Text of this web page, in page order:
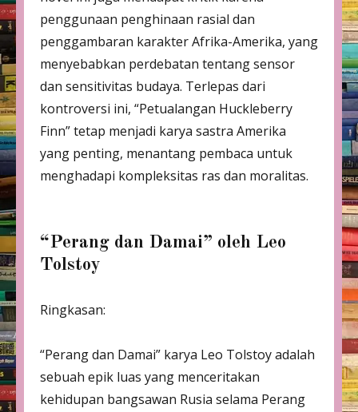
penggunaan penghinaan rasial dan
penggambaran karakter Afrika-Amerika, yang
menyebabkan perdebatan tentang sensor
dan sensitivitas budaya. Terlepas dari
kontroversi ini, “Petualangan Huckleberry
Finn” tetap menjadi karya sastra Amerika
yang penting, menantang pembaca untuk
menghadapi kompleksitas ras dan moralitas.
“Perang dan Damai” oleh Leo
Tolstoy
Ringkasan:
“Perang dan Damai” karya Leo Tolstoy adalah
sebuah epik luas yang menceritakan
kehidupan bangsawan Rusia selama Perang